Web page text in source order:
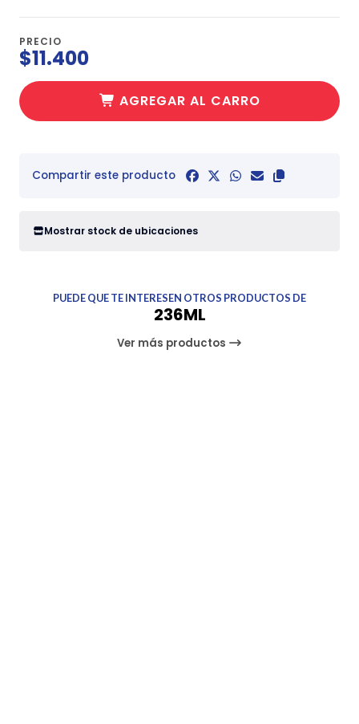
PRECIO
$11.400
AGREGAR AL CARRO
Compartir este producto
Mostrar stock de ubicaciones
PUEDE QUE TE INTERESEN OTROS PRODUCTOS DE
236ML
Ver más productos